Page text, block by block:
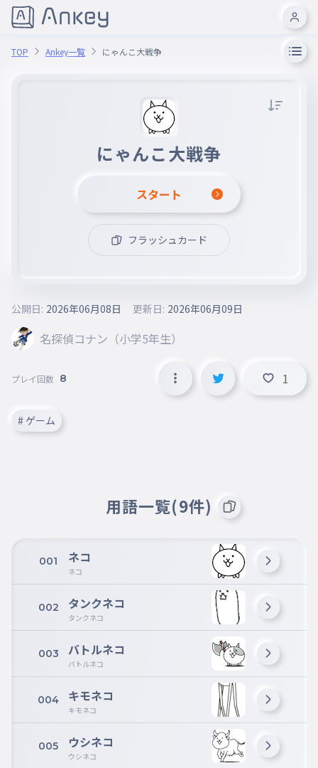
TOP Ankey一覧 にゃんこ大戦争
にゃんこ大戦争
スタート
フラッシュカード
名探偵コナン（小学5年生）
公開日: 2026年06月08日 更新日: 2026年06月09日
プレイ回数 8 1
# ゲーム
用語一覧(9件)
001 ネコ
ネコ
002 タンクネコ
タンクネコ
003 バトルネコ
バトルネコ
004 キモネコ
キモネコ
005 ウシネコ
ウシネコ